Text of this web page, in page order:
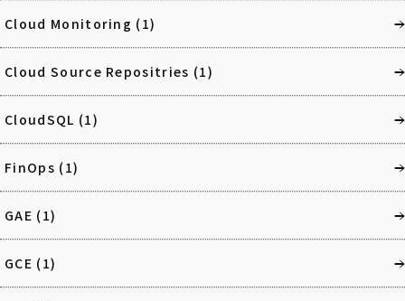
Cloud Monitoring (1)
Cloud Source Repositries (1)
CloudSQL (1)
FinOps (1)
GAE (1)
GCE (1)